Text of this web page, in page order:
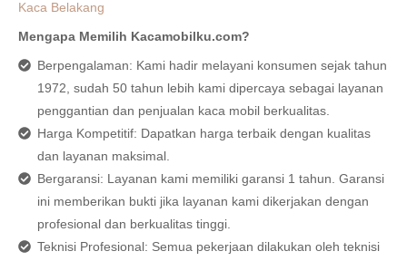
Kaca Belakang
Mengapa Memilih Kacamobilku.com?
Berpengalaman: Kami hadir melayani konsumen sejak tahun
1972, sudah 50 tahun lebih kami dipercaya sebagai layanan
penggantian dan penjualan kaca mobil berkualitas.
Harga Kompetitif: Dapatkan harga terbaik dengan kualitas
dan layanan maksimal.
Bergaransi: Layanan kami memiliki garansi 1 tahun. Garansi
ini memberikan bukti jika layanan kami dikerjakan dengan
profesional dan berkualitas tinggi.
Teknisi Profesional: Semua pekerjaan dilakukan oleh teknisi